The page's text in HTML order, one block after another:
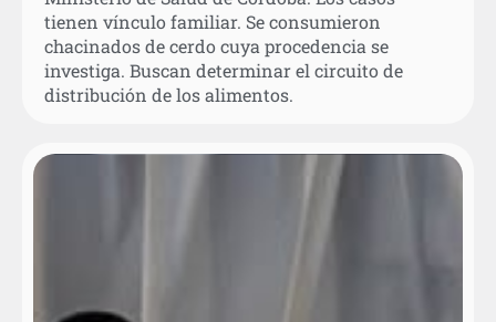
tienen vínculo familiar. Se consumieron
chacinados de cerdo cuya procedencia se
investiga. Buscan determinar el circuito de
distribución de los alimentos.